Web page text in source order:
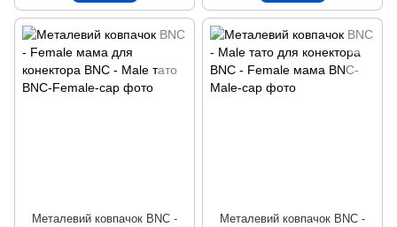
Металевий ковпачок BNC -
Металевий ковпачок BNC -